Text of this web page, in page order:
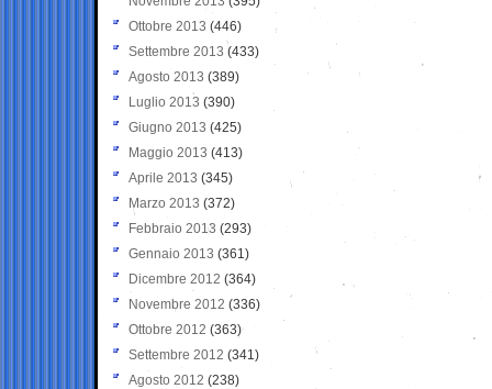
Ottobre 2013 (446)
Settembre 2013 (433)
Agosto 2013 (389)
Luglio 2013 (390)
Giugno 2013 (425)
Maggio 2013 (413)
Aprile 2013 (345)
Marzo 2013 (372)
Febbraio 2013 (293)
Gennaio 2013 (361)
Dicembre 2012 (364)
Novembre 2012 (336)
Ottobre 2012 (363)
Settembre 2012 (341)
Agosto 2012 (238)